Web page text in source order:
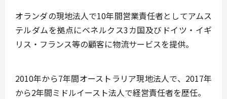
オランダの現地法人で10年間営業責任者としてアムス
テルダムを拠点にベネルクス3カ国及びドイツ・イギ
リス・フランス等の顧客に物流サービスを提供。
2010年から7年間オーストラリア現地法人で、2017年
から2年間ミドルイースト法人で経営責任者を歴任。